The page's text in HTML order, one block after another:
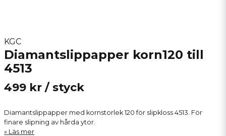
KGC
Diamantslippapper korn120 till
4513
499 kr / styck
Diamantslippapper med kornstorlek 120 för slipkloss 4513. För
finare slipning av hårda ytor.
Läs mer